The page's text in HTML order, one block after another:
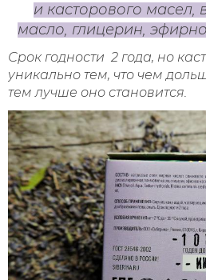
и касторового масел,
масло, глицерин,
Срок годности 2 года, но
уникально тем, что чем
тем лучше оно становится.